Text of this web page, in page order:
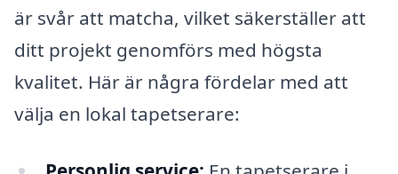
är svår att matcha, vilket säkerställer att
ditt projekt genomförs med högsta
kvalitet. Här är några fördelar med att
välja en lokal tapetserare: